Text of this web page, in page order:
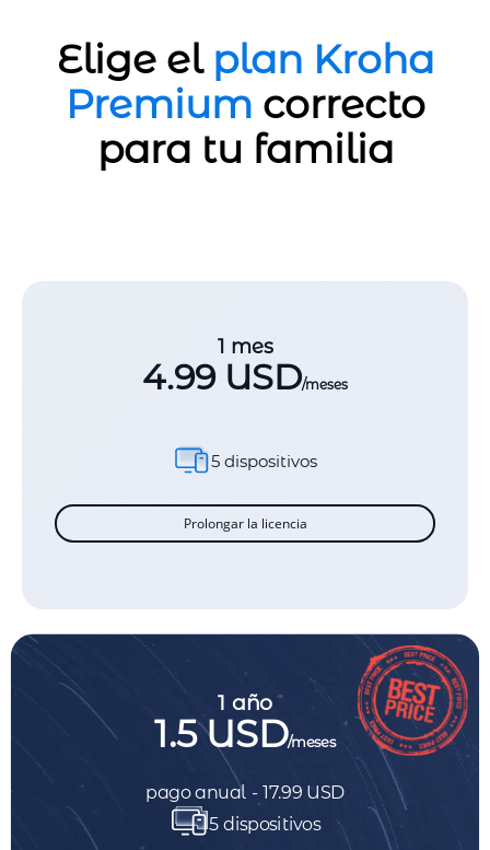
Elige el plan Kroha
Premium correcto
para tu familia
1 mes
4.99 USD/meses
5 dispositivos
Prolongar la licencia
1 año
1.5 USD/meses
pago anual - 17.99 USD
5 dispositivos